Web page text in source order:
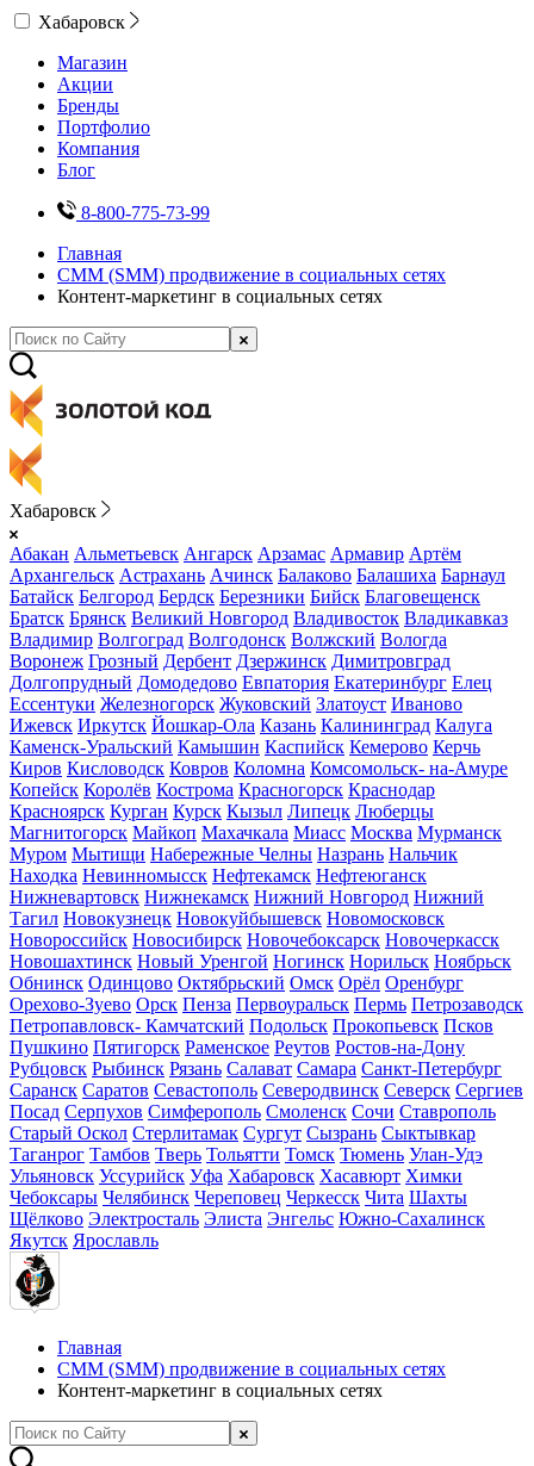
Хабаровск
Магазин
Акции
Бренды
Портфолио
Компания
Блог
8-800-775-73-99
Главная
СММ (SMM) продвижение в социальных сетях
Контент-маркетинг в социальных сетях
Хабаровск
Абакан Альметьевск Ангарск Арзамас Армавир Артём
Архангельск Астрахань Ачинск Балаково Балашиха Барнаул
Батайск Белгород Бердск Березники Бийск Благовещенск
Братск Брянск Великий Новгород Владивосток Владикавказ
Владимир Волгоград Волгодонск Волжский Вологда
Воронеж Грозный Дербент Дзержинск Димитровград
Долгопрудный Домодедово Евпатория Екатеринбург Елец
Ессентуки Железногорск Жуковский Златоуст Иваново
Ижевск Иркутск Йошкар-Ола Казань Калининград Калуга
Каменск-Уральский Камышин Каспийск Кемерово Керчь
Киров Кисловодск Ковров Коломна Комсомольск- на-Амуре
Копейск Королёв Кострома Красногорск Краснодар
Красноярск Курган Курск Кызыл Липецк Люберцы
Магнитогорск Майкоп Махачкала Миасс Москва Мурманск
Муром Мытищи Набережные Челны Назрань Нальчик
Находка Невинномысск Нефтекамск Нефтеюганск
Нижневартовск Нижнекамск Нижний Новгород Нижний
Тагил Новокузнецк Новокуйбышевск Новомосковск
Новороссийск Новосибирск Новочебоксарск Новочеркасск
Новошахтинск Новый Уренгой Ногинск Норильск Ноябрьск
Обнинск Одинцово Октябрьский Омск Орёл Оренбург
Орехово-Зуево Орск Пенза Первоуральск Пермь Петрозаводск
Петропавловск- Камчатский Подольск Прокопьевск Псков
Пушкино Пятигорск Раменское Реутов Ростов-на-Дону
Рубцовск Рыбинск Рязань Салават Самара Санкт-Петербург
Саранск Саратов Севастополь Северодвинск Северск Сергиев
Посад Серпухов Симферополь Смоленск Сочи Ставрополь
Старый Оскол Стерлитамак Сургут Сызрань Сыктывкар
Таганрог Тамбов Тверь Тольятти Томск Тюмень Улан-Удэ
Ульяновск Уссурийск Уфа Хабаровск Хасавюрт Химки
Чебоксары Челябинск Череповец Черкесск Чита Шахты
Щёлково Электросталь Элиста Энгельс Южно-Сахалинск
Якутск Ярославль
Главная
СММ (SMM) продвижение в социальных сетях
Контент-маркетинг в социальных сетях